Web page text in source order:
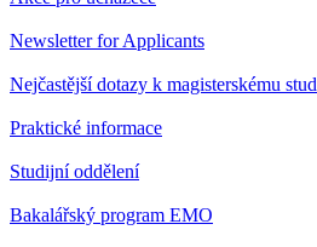
Newsletter for Applicants
Nejčastější dotazy k magisterskému
Praktické informace
Studijní oddělení
Bakalářský program EMO